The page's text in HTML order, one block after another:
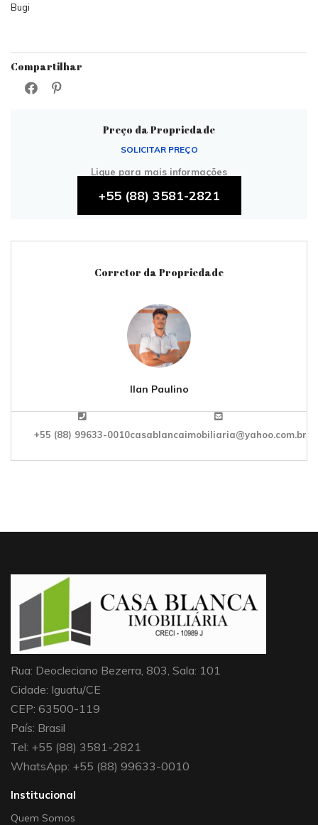
Bugi
Compartilhar
Preço da Propriedade
SOLICITAR PREÇO
Ligue para mais informações
+55 (88) 3581-2821
Corretor da Propriedade
Ilan Paulino
+55 (88) 99633-0010casablancaimobiliaria@yahoo.com.br
Rua: Deocleciano Bezerra, 803, Sala: 101
Cidade: Iguatu/CE
CEP: 63500-119
País: Brasil
Tel: +55 (88) 3581-2821
WhatsApp: +55 (88) 99633-0010
Institucional
Quem Somos